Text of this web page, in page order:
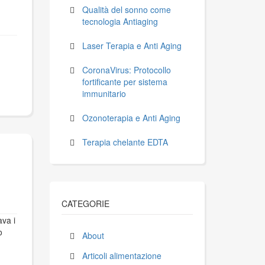
i
Qualità del sonno come
tecnologia Antiaging
Laser Terapia e Anti Aging
CoronaVirus: Protocollo
fortificante per sistema
immunitario
Ozonoterapia e Anti Aging
Terapia chelante EDTA
CATEGORIE
About
Articoli alimentazione